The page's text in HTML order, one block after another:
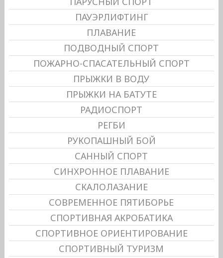
ПАУЭРЛИФТИНГ
ПЛАВАНИЕ
ПОДВОДНЫЙ СПОРТ
ПОЖАРНО-СПАСАТЕЛЬНЫЙ СПОРТ
ПРЫЖКИ В ВОДУ
ПРЫЖКИ НА БАТУТЕ
РАДИОСПОРТ
РЕГБИ
РУКОПАШНЫЙ БОЙ
САННЫЙ СПОРТ
СИНХРОННОЕ ПЛАВАНИЕ
СКАЛОЛАЗАНИЕ
СОВРЕМЕННОЕ ПЯТИБОРЬЕ
СПОРТИВНАЯ АКРОБАТИКА
СПОРТИВНОЕ ОРИЕНТИРОВАНИЕ
СПОРТИВНЫЙ ТУРИЗМ